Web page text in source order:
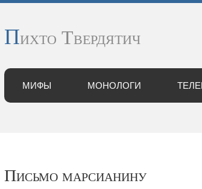
Пихто Твердятич
МИФЫ МОНОЛОГИ
Письмо марсианину